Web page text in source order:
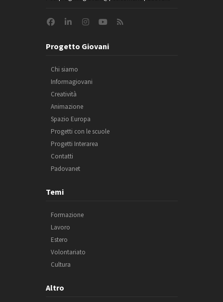
Progetto Giovani
Chi siamo
Informagiovani
Creatività
Animazione
Spazio Europa
Progetti con le scuole
Progetti Interarea
Contatti
Padovanet
Temi
Formazione
Lavoro
Estero
Volontariato
Cultura
Altro